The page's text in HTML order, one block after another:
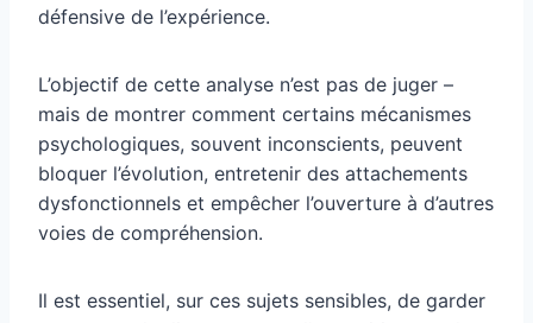
défensive de l’expérience.
L’objectif de cette analyse n’est pas de juger –
mais de montrer comment certains mécanismes
psychologiques, souvent inconscients, peuvent
bloquer l’évolution, entretenir des attachements
dysfonctionnels et empêcher l’ouverture à d’autres
voies de compréhension.
Il est essentiel, sur ces sujets sensibles, de garder